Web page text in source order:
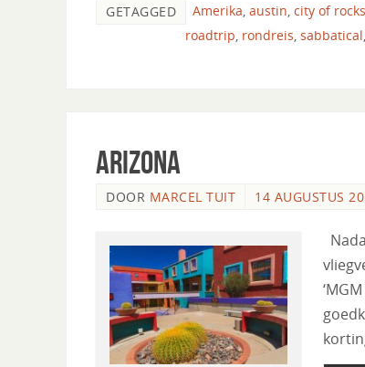
GETAGGED Amerika austin city of
roadtrip rondreis sabbatical
Arizona
DOOR MARCEL TUIT 14 AUGUSTUS